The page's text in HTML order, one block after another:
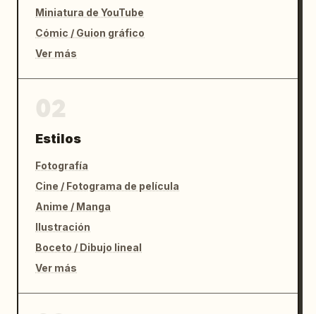
Miniatura de YouTube
Cómic / Guion gráfico
Ver más
Estilos
Fotografía
Cine / Fotograma de película
Anime / Manga
Ilustración
Boceto / Dibujo lineal
Ver más